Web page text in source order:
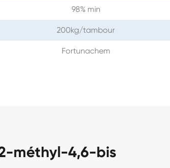
98% min
200kg/tambour
Fortunachem
méthyl-4,6-bis